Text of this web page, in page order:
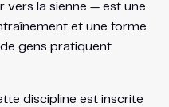
vers la sienne — est une
et une forme
gens pratiquent
discipline est inscrite